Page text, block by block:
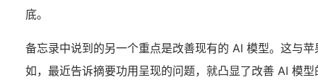
底。
备忘录中说到的另一个重点是改善现有的 AI 模型。这与
如，最近告诉摘要功用呈现的问题，就凸显了改善 AI 模型